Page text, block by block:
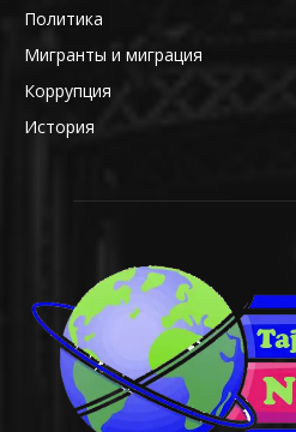
Политика
Мигранты и миграция
Коррупция
История